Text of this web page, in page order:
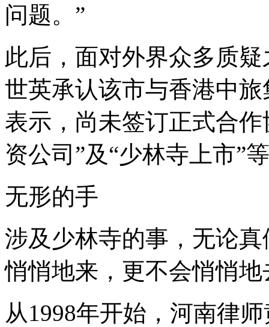
问题。”
此后，面对外界众多质
世英承认该市与香港中
表示，尚未签订正式合
资公司”及“少林寺上市”
无形的手
涉及少林寺的事，无论
悄悄地来，更不会悄悄地
从1998年开始，河南律